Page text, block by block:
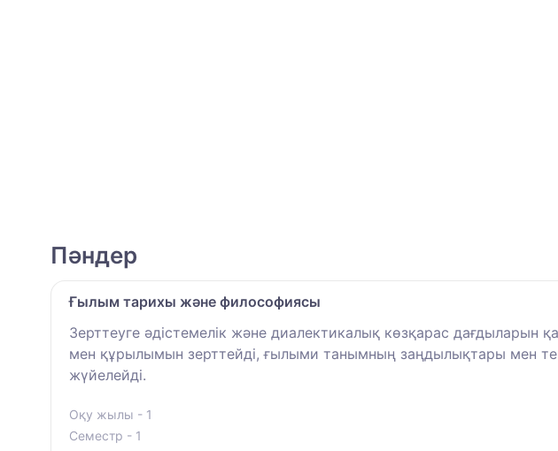
Пәндер
Ғылым тарихы және философиясы
Зерттеуге әдістемелік және диалектикалық көзқарас
мен құрылымын зерттейді, ғылыми танымның заңдылықтары мен
жүйелейді.
Оқу жылы - 1
Семестр - 1